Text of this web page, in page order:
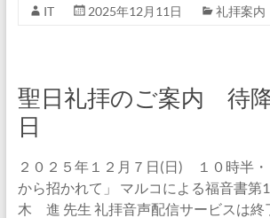
IT 2025年12月11日 礼拝案内
聖日礼拝のご案内 待
日
２０２５年１２月７日(日) １０時半・
から招かれて」 マルコによる福音書
木 進 先生 礼拝音声配信サービスは終